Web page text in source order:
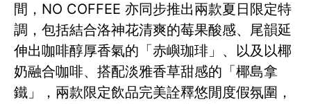
間，NO COFFEE 亦同步推出兩款夏日限定特
調，包括結合洛神花清爽的莓果酸感、尾韻延
伸出咖啡醇厚香氣的「赤嶼珈琲」、以及以椰
奶融合咖啡、搭配淡雅香草甜感的「椰島拿
鐵」，兩款限定飲品完美詮釋悠閒度假氛圍，